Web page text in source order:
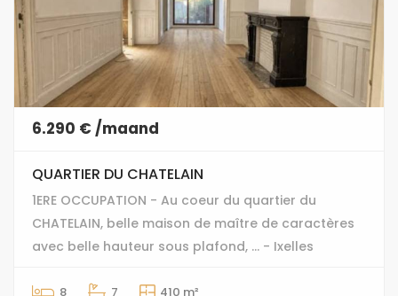
6.290 € /maand
QUARTIER DU CHATELAIN
1ERE OCCUPATION - Au coeur du quartier du
CHATELAIN, belle maison de maître de caractères
avec belle hauteur sous plafond, ... - Ixelles
8 7 410 m²